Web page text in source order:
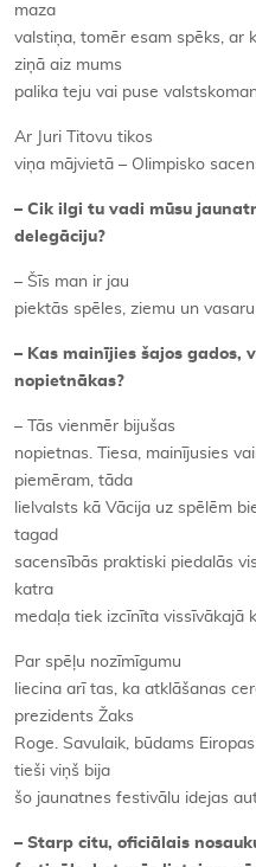
maza
valstiņa, tomēr esam spēks, ar
ziņā aiz mums
palika teju vai puse
Ar Juri Titovu tikos
viņa mājvietā – Olimpisko
– Cik ilgi tu vadi mūsu
delegāciju?
– Šīs man ir jau
piektās spēles, ziemu un
– Kas mainījies šajos gados,
nopietnākas?
– Tās vienmēr bijušas
nopietnas. Tiesa, mainījusies
piemēram, tāda
lielvalsts kā Vācija uz spēlēm
tagad
sacensībās praktiski piedalās
katra
medaļa tiek izcīnīta vissīvākajā
Par spēļu nozīmīgumu
liecina arī tas, ka atklāšanas
prezidents Žaks
Roge. Savulaik, būdams
tieši viņš bija
šo jaunatnes festivālu idejas
– Starp citu, oficiālais